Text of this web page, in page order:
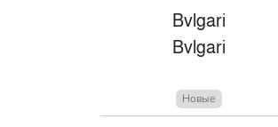
Bvlgari
Bvlgari
Новые